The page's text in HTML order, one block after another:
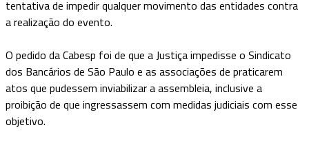
tentativa de impedir qualquer movimento das entidades contra
a realização do evento.
O pedido da Cabesp foi de que a Justiça impedisse o Sindicato
dos Bancários de São Paulo e as associações de praticarem
atos que pudessem inviabilizar a assembleia, inclusive a
proibição de que ingressassem com medidas judiciais com esse
objetivo.